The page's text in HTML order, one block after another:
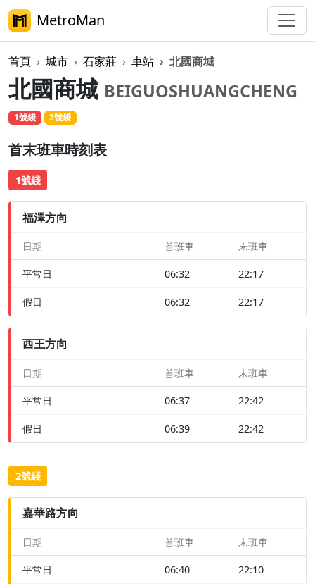
MetroMan
首頁 城市 石家莊 車站 北國商城
北國商城 BEIGUOSHUANGCHENG
1號綫 2號綫
首末班車時刻表
1號綫
福澤方向
日期 首班車 末班車
平常日 06:32 22:17
假日 06:32 22:17
西王方向
日期 首班車 末班車
平常日 06:37 22:42
假日 06:39 22:42
2號綫
嘉華路方向
日期 首班車 末班車
平常日 06:40 22:10